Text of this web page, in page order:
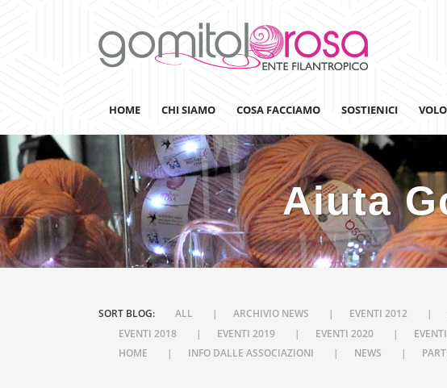
HOME CHI SIAMO COSA FACCIAMO
Lanaterapia
Ricerca
Sensibilizzazione
Giornata della Lana
Gomitolorosa4ARTS
SOSTIENICI
Adotta un
Team Building
Aiuta
SORT BLOG: ALL ARCHIVIO NEWS EVENTI 2012
EVENTI 2018
EVENTI 2019 EVENTI 2020
HOME
INFO DALLE ASSOCIAZIONI NEWS